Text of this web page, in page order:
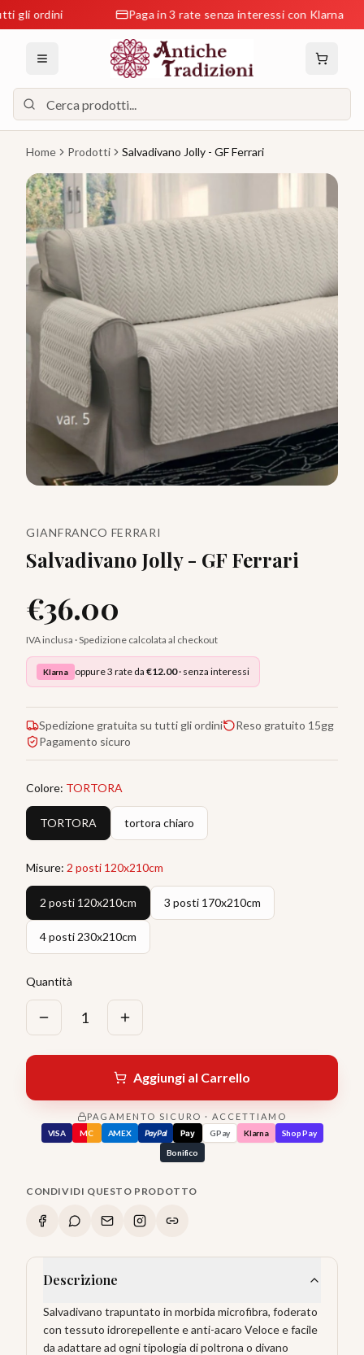
Paga in 3 rate senza interessi con Klarna
Home Prodotti Salvadivano Jolly - GF Ferrari
GIANFRANCO FERRARI
Salvadivano Jolly - GF Ferrari
€36.00
IVA inclusa · Spedizione calcolata al checkout
Klarna oppure 3 rate da €12.00· senza interessi
Spedizione gratuita su tutti gli ordini
Reso gratuito 15gg
Pagamento sicuro
Colore: TORTORA
TORTORA tortora chiaro
Misure: 2 posti 120x210cm
2 posti 120x210cm 3 posti 170x210cm
4 posti 230x210cm
Quantità
1
Aggiungi al Carrello
PAGAMENTO SICURO · ACCETTIAMO
VISA MC AMEX PayPal Pay GPay Klarna
Shop Pay
Bonifico
CONDIVIDI QUESTO PRODOTTO
Descrizione
Salvadivano trapuntato in morbida microfibra, foderato
con tessuto idrorepellente e anti-acaro Veloce e facile
da adattare ad ogni tipologia di poltrona o divano